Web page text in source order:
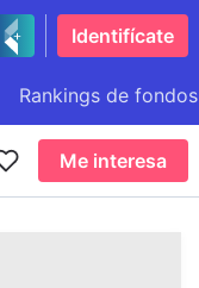
Identifícate
Rankings de fondos
Me interesa